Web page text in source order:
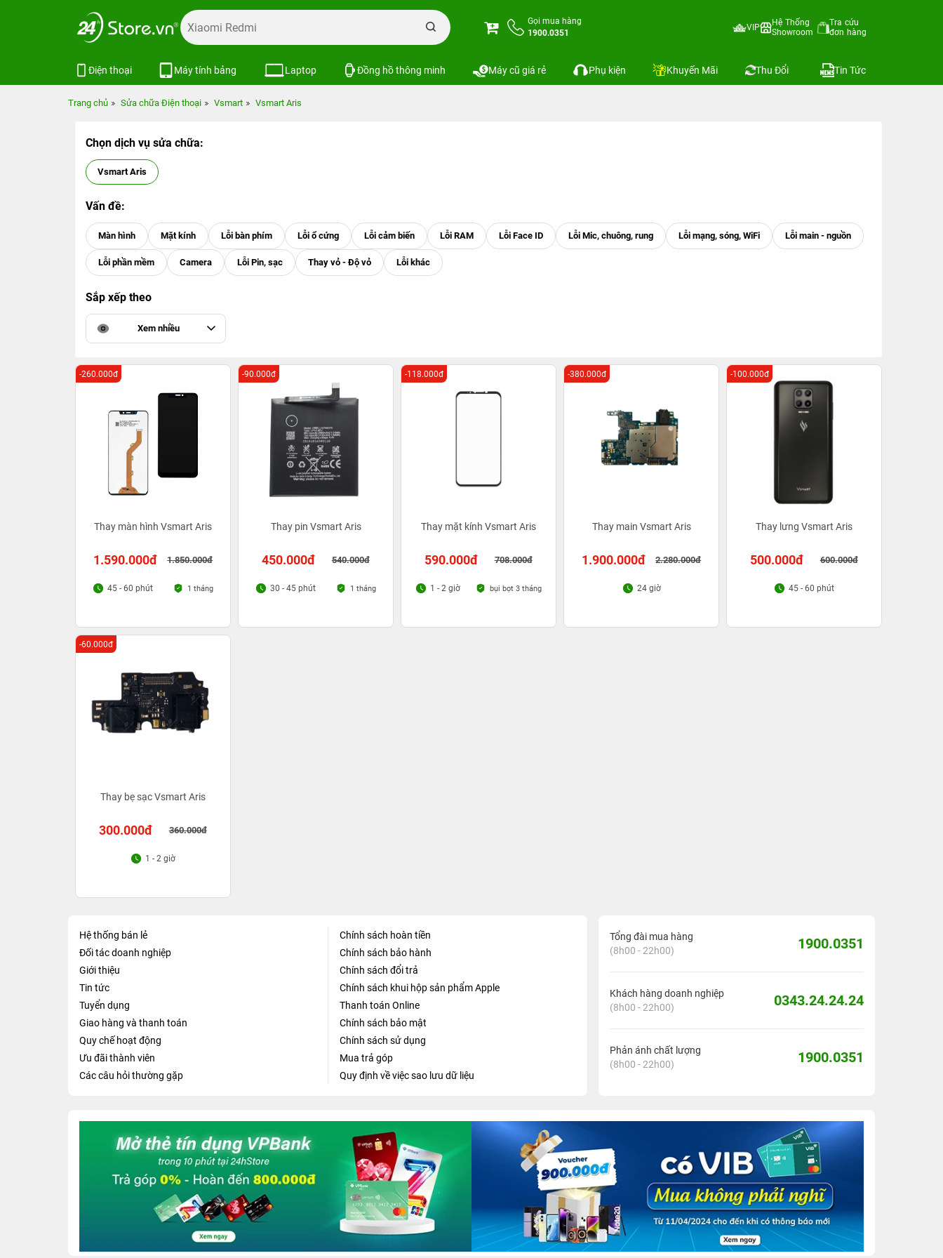
Gọi mua hàng
1900.0351
VIP
Hệ Thống
Showroom
Tra cứu
đơn hàng
Điện thoại Máy tính bảng Laptop Đồng hồ thông minh Máy cũ giá rẻ Phụ kiện Khuyến Mãi Thu Đổi Tin Tức
Trang chủ Sửa chữa Điện thoại Vsmart Vsmart Aris
Chọn dịch vụ sửa chữa:
Vsmart Aris
Vấn đề:
Sắp xếp theo
Xem nhiều
Thay màn hình Vsmart Aris
1.590.000đ 1.850.000đ
-260.000đ
45 - 60 phút 1 tháng
Thay pin Vsmart Aris
450.000đ 540.000đ
-90.000đ
30 - 45 phút 1 tháng
Thay mặt kính Vsmart Aris
590.000đ 708.000đ
-118.000đ
1 - 2 giờ bụi bọt 3 tháng
Thay main Vsmart Aris
1.900.000đ 2.280.000đ
-380.000đ
24 giờ
Thay lưng Vsmart Aris
500.000đ 600.000đ
-100.000đ
45 - 60 phút
Thay bẹ sạc Vsmart Aris
300.000đ 360.000đ
-60.000đ
1 - 2 giờ
Hệ thống bán lẻ
Đối tác doanh nghiệp
Giới thiệu
Tin tức
Tuyển dụng
Giao hàng và thanh toán
Quy chế hoạt động
Ưu đãi thành viên
Các câu hỏi thường gặp
Chính sách hoàn tiền
Chính sách bảo hành
Chính sách đổi trả
Chính sách khui hộp sản phẩm Apple
Thanh toán Online
Chính sách bảo mật
Chính sách sử dụng
Mua trả góp
Quy định về việc sao lưu dữ liệu
Tổng đài mua hàng
(8h00 - 22h00)
1900.0351
Khách hàng doanh nghiệp
(8h00 - 22h00)
0343.24.24.24
Phản ánh chất lượng
(8h00 - 22h00)
1900.0351